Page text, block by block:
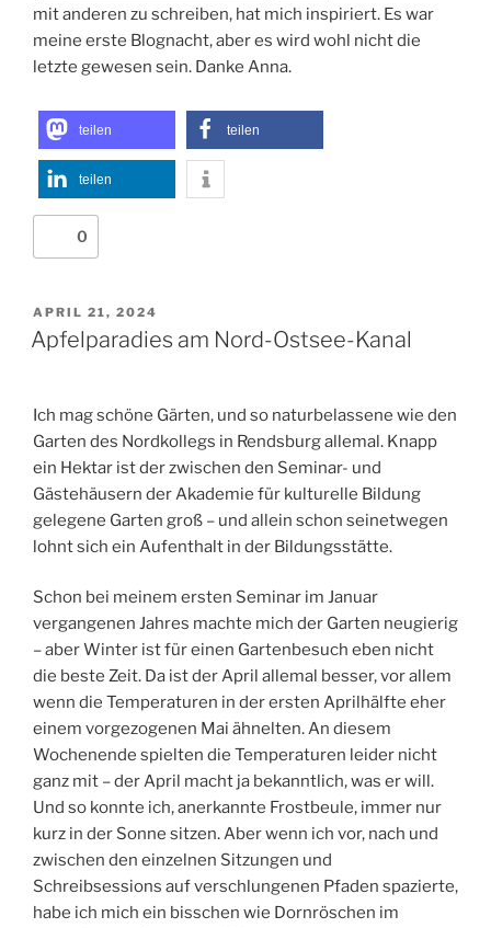
mit anderen zu schreiben, hat mich inspiriert. Es war
meine erste Blognacht, aber es wird wohl nicht die
letzte gewesen sein. Danke Anna.
teilen teilen
teilen
0
VERÖFFENTLICHT
AM
APRIL 21, 2024
Apfelparadies am Nord-Ostsee-Kanal
Ich mag schöne Gärten, und so naturbelassene wie den
Garten des Nordkollegs in Rendsburg allemal. Knapp
ein Hektar ist der zwischen den Seminar- und
Gästehäusern der Akademie für kulturelle Bildung
gelegene Garten groß – und allein schon seinetwegen
lohnt sich ein Aufenthalt in der Bildungsstätte.
Schon bei meinem ersten Seminar im Januar
vergangenen Jahres machte mich der Garten neugierig
– aber Winter ist für einen Gartenbesuch eben nicht
die beste Zeit. Da ist der April allemal besser, vor allem
wenn die Temperaturen in der ersten Aprilhälfte eher
einem vorgezogenen Mai ähnelten. An diesem
Wochenende spielten die Temperaturen leider nicht
ganz mit – der April macht ja bekanntlich, was er will.
Und so konnte ich, anerkannte Frostbeule, immer nur
kurz in der Sonne sitzen. Aber wenn ich vor, nach und
zwischen den einzelnen Sitzungen und
Schreibsessions auf verschlungenen Pfaden spazierte,
habe ich mich ein bisschen wie Dornröschen im